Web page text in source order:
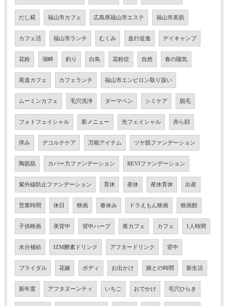
だし糀 福山市カフェ 広島県福山市エステ 福山市美肌
カフェ活 福山市ランチ むくみ 血行促進 デイキャンプ
花粉 湖畔 釣り 白鳥 花粉症 自然 春の陽気
尾道カフェ カフェランチ 福山市エンビロン取り扱い
ムーミンカフェ 毛穴洗浄 ダーマペン シミケア 脱毛
フォトフェイシャル 新メニュー 光フェイシャル 赤ら顔
痒み デコルテケア 万能アイテム ツヤ肌ファンデーション
陶肌肌 カバー力ファンデーション REVIファンデーション
紫外線防止ファンデーション 育休 産休 産休育休 出産
営業時間 休日 映画 春休み ドラえもん映画 映画館
子供映画 美背中 背中ハーブ 夜カフェ カフェ 1人時間
水分補給 IZM酵素ドリンク アフタードリンク 背中
ブライダル 花嫁 ボディ お出かけ 娘との時間 新生活
新年度 アフタヌーンティ いちご おでかけ 毛穴ひらき